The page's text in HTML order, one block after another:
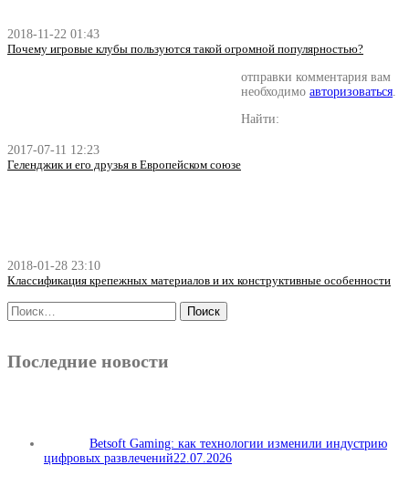
2018-11-22 01:43
Почему игровые клубы пользуются такой огромной популярностью?
2017-07-11 12:23
Геленджик и его друзья в Европейском союзе
2018-01-28 23:10
Классификация крепежных материалов и их конструктивные особенности
отправки комментария вам
необходимо авторизоваться
Найти:
Последние новости
Betsoft Gaming: как технологии изменили индустрию
цифровых развлечений22.07.2026